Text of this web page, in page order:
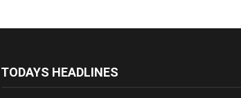
TODAYS HEADLINES